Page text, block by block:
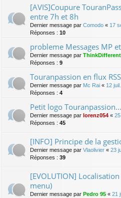
[AVIS]Coupure
entre 7h et 8h
Dernier message par Comodo « 17
Réponses : 10
probleme Messages MP
Dernier message par ThinkDifferent
Réponses : 9
Touranpassion en flux RSS
Dernier message par Mc Rai « 12
Réponses : 4
Petit logo Touranpassion...
Dernier message par lorenz054 «
Réponses : 45
[INFO] Principe de la
Dernier message par Vlaolivier « 23
Réponses : 39
[EVOLUTION]
menu)
Dernier message par Pedro 95 « 21